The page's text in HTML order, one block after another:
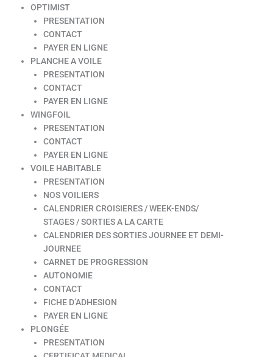
OPTIMIST
PRESENTATION
CONTACT
PAYER EN LIGNE
PLANCHE A VOILE
PRESENTATION
CONTACT
PAYER EN LIGNE
WINGFOIL
PRESENTATION
CONTACT
PAYER EN LIGNE
VOILE HABITABLE
PRESENTATION
NOS VOILIERS
CALENDRIER CROISIERES / WEEK-ENDS/
STAGES / SORTIES A LA CARTE
CALENDRIER DES SORTIES JOURNEE ET DEMI-
JOURNEE
CARNET DE PROGRESSION
AUTONOMIE
CONTACT
FICHE D’ADHESION
PAYER EN LIGNE
PLONGÉE
PRESENTATION